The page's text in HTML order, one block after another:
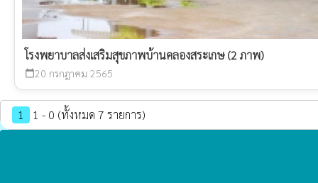
โรงพยาบาลส่งเสริมสุขภาพบ้านคลองสระเกษ (2 ภาพ)
calendar_today20 กรกฎาคม 2565
1 1 - 0 (ทั้งหมด 7 รายการ)